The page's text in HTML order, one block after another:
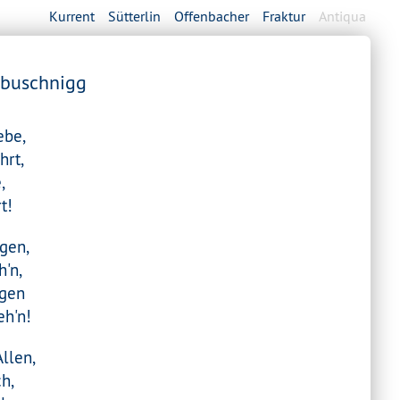
Kurrent Sütterlin Offenbacher Fraktur Antiqua